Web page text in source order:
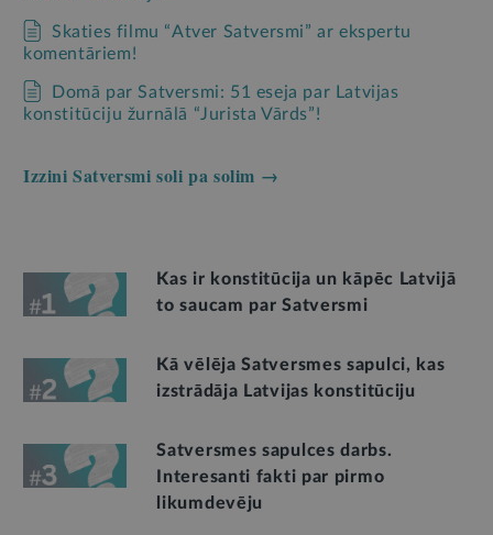
Skaties filmu “Atver Satversmi” ar ekspertu
komentāriem!
Domā par Satversmi: 51 eseja par Latvijas
konstitūciju žurnālā “Jurista Vārds”!
Izzini Satversmi soli pa solim →
Kas ir konstitūcija un kāpēc Latvijā
to saucam par Satversmi
Kā vēlēja Satversmes sapulci, kas
izstrādāja Latvijas konstitūciju
Satversmes sapulces darbs.
Interesanti fakti par pirmo
likumdevēju